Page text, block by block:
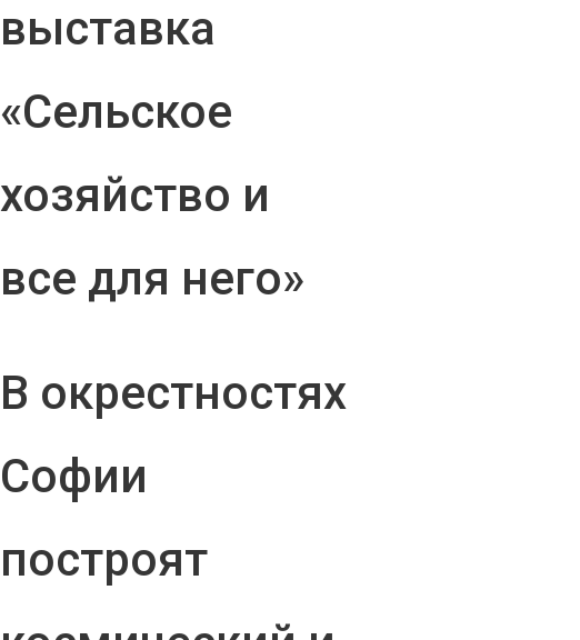
выставка
«Сельское
хозяйство и
все для него»
В окрестностях
Софии
построят